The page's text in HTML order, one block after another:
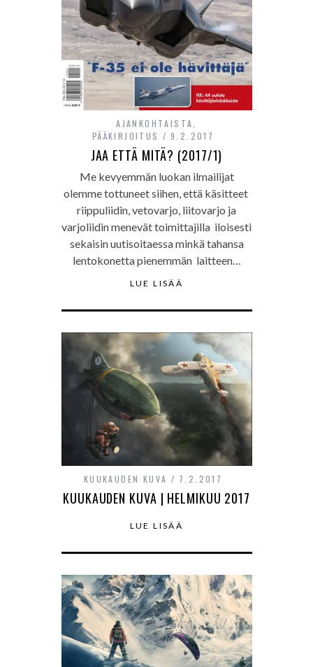
AJANKOHTAISTA
PÄÄKIRJOITUS
9.2.2017
JAA ETTÄ MITÄ? (2017/1)
Me kevyemmän luokan ilmailijat
olemme tottuneet siihen, että käsitteet
riippuliidin, vetovarjo, liitovarjo ja
varjoliidin menevät toimittajilla iloisesti
sekaisin uutisoitaessa minkä tahansa
lentokonetta pienemmän laitteen…
LUE LISÄÄ
KUUKAUDEN KUVA 7.2.2017
KUUKAUDEN KUVA | HELMIKUU 2017
LUE LISÄÄ